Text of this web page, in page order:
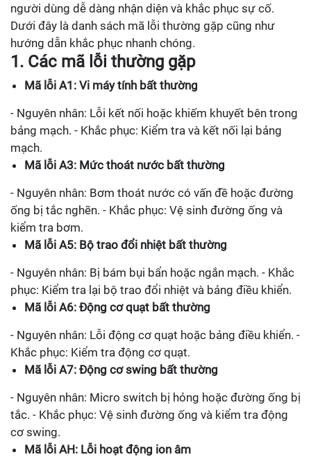
người dùng dễ dàng nhận diện và khắc phục sự cố.
Dưới đây là danh sách mã lỗi thường gặp cũng như
hướng dẫn khắc phục nhanh chóng.
1. Các mã lỗi thường gặp
Mã lỗi A1: Vi máy tính bất thường
- Nguyên nhân: Lỗi kết nối hoặc khiếm khuyết bên trong
bảng mạch. - Khắc phục: Kiểm tra và kết nối lại bảng
mạch.
Mã lỗi A3: Mức thoát nước bất thường
- Nguyên nhân: Bơm thoát nước có vấn đề hoặc đường
ống bị tắc nghẽn. - Khắc phục: Vệ sinh đường ống và
kiểm tra bơm.
Mã lỗi A5: Bộ trao đổi nhiệt bất thường
- Nguyên nhân: Bị bám bụi bẩn hoặc ngắn mạch. - Khắc
phục: Kiểm tra lại bộ trao đổi nhiệt và bảng điều khiển.
Mã lỗi A6: Động cơ quạt bất thường
- Nguyên nhân: Lỗi động cơ quạt hoặc bảng điều khiển. -
Khắc phục: Kiểm tra động cơ quạt.
Mã lỗi A7: Động cơ swing bất thường
- Nguyên nhân: Micro switch bị hỏng hoặc đường ống bị
tắc. - Khắc phục: Vệ sinh đường ống và kiểm tra động
cơ swing.
Mã lỗi AH: Lỗi hoạt động ion âm